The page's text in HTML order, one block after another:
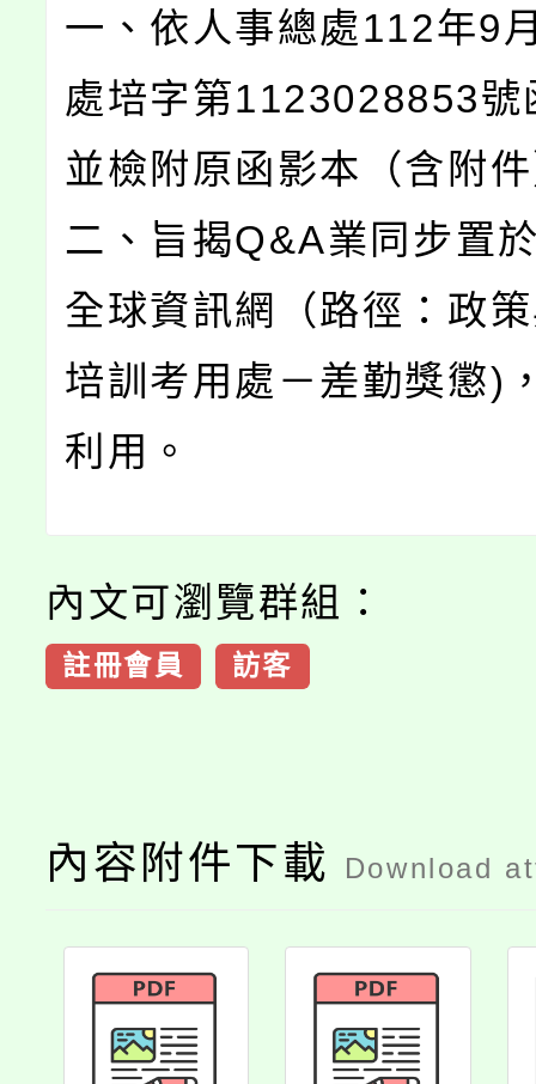
一、依人事總處112年9
處培字第1123028853號
並檢附原函影本（含附
二、旨揭Q&A業同步置
全球資訊網（路徑：政
培訓考用處－差勤獎懲)
利用。
內文可瀏覽群組：
註冊會員 訪客
內容附件下載 Download